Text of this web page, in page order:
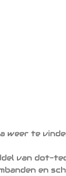
weer te
van dot-
en